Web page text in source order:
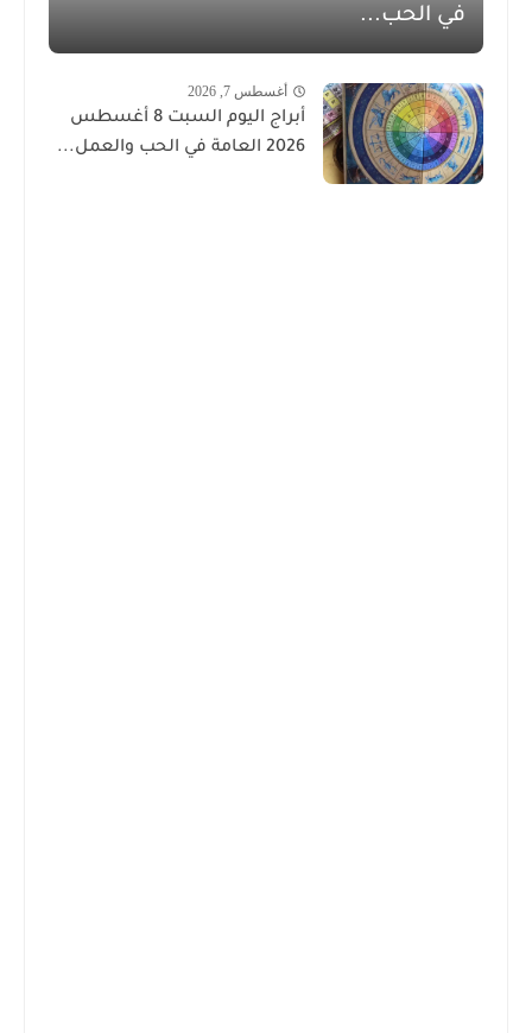
في الحب...
أغسطس 7, 2026
أبراج اليوم السبت 8 أغسطس
2026 العامة في الحب والعمل...